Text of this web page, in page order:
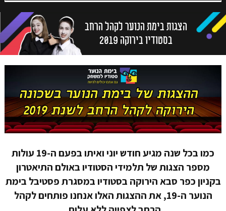
הצגות בימת הנוער לקהל הרחב
בסטודיו בירוקה 2019
כמו בכל שנה מגיע חודש יוני ואיתו בפעם ה-19 עולות
מספר הצגות של תלמידי הסטודיו באולם התיאטרון
בקניון כפר סבא הירוקה בסטודיו במסגרת פסטיבל בימת
הנוער ה-19, את ההצגות האלו אנחנו פותחים לקהל